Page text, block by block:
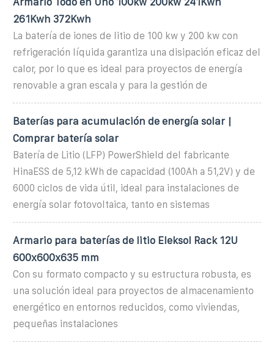
261Kwh 372Kwh
La batería de iones de litio de 100 kw y 200 kw con
refrigeración líquida garantiza una disipación eficaz del
calor, por lo que es ideal para proyectos de energía
renovable a gran escala y para la gestión de
Baterías para acumulación de energía solar |
Comprar batería solar
Batería de Litio (LFP) PowerShield del fabricante
HinaESS de 5,12 kWh de capacidad (100Ah a 51,2V) y de
6000 ciclos de vida útil, ideal para instalaciones de
energía solar fotovoltaica, tanto en sistemas
Armario para baterías de litio Eleksol Rack 12U
600x600x635 mm
Con su formato compacto y su estructura robusta, es
una solución ideal para proyectos de almacenamiento
energético en entornos reducidos, como viviendas,
pequeñas instalaciones